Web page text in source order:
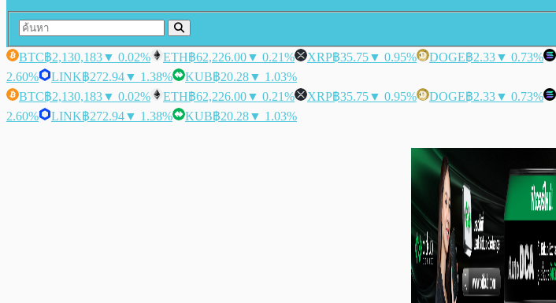
BTC฿2,130,183▼ 0.02% ETH฿62,226.00▼ 0.21% XRP฿35.75▼ 0.95% DOGE฿2.33▼ 0.73%
2.60%
LINK฿272.94▼ 1.38% KUB฿20.28▼ 1.03%
BTC฿2,130,183▼ 0.02% ETH฿62,226.00▼ 0.21% XRP฿35.75▼ 0.95% DOGE฿2.33▼ 0.73%
2.60%
LINK฿272.94▼ 1.38% KUB฿20.28▼ 1.03%